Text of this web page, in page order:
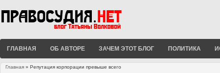
ГЛАВНАЯ ОБ АВТОРЕ ЗАЧЕМ ЭТОТ БЛОГ ПОЛИТИКА
Главная » Репутация корпорации превыше всего